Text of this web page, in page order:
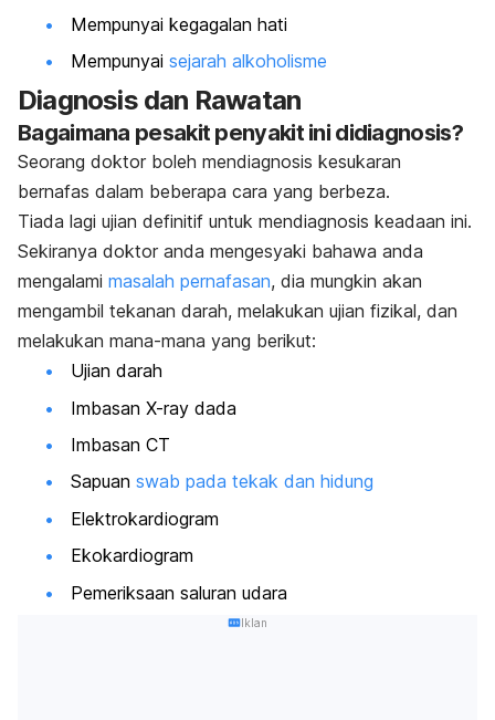
Mempunyai kegagalan hati
Mempunyai sejarah alkoholisme
Diagnosis dan Rawatan
Bagaimana pesakit penyakit ini didiagnosis?
Seorang doktor boleh mendiagnosis kesukaran
bernafas dalam beberapa cara yang berbeza.
Tiada lagi ujian definitif untuk mendiagnosis keadaan ini.
Sekiranya doktor anda mengesyaki bahawa anda
mengalami masalah pernafasan, dia mungkin akan
mengambil tekanan darah, melakukan ujian fizikal, dan
melakukan mana-mana yang berikut:
Ujian darah
Imbasan X-ray dada
Imbasan CT
Sapuan swab pada tekak dan hidung
Elektrokardiogram
Ekokardiogram
Pemeriksaan saluran udara
Iklan